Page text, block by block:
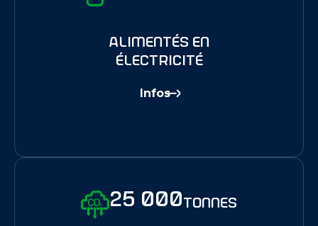
alimentés en
électricité
Infos
25 000tonnes